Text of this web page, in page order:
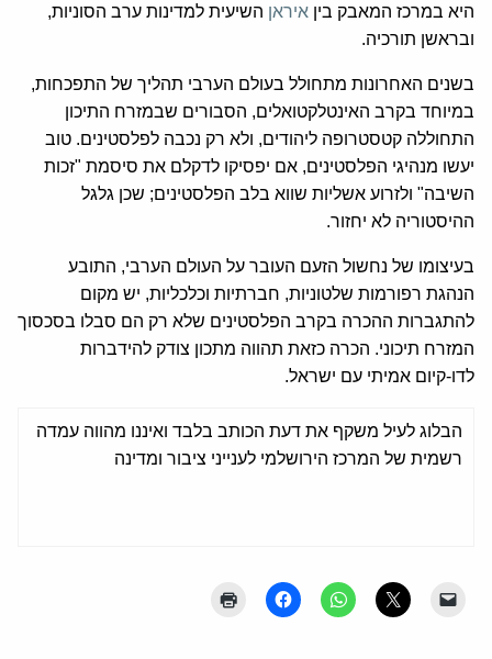
היא במרכז המאבק בין איראן השיעית למדינות ערב הסוניות,
ובראשן תורכיה.
בשנים האחרונות מתחולל בעולם הערבי תהליך של התפכחות,
במיוחד בקרב האינטלקטואלים, הסבורים שבמזרח התיכון
התחוללה קטסטרופה ליהודים, ולא רק נכבה לפלסטינים. טוב
יעשו מנהיגי הפלסטינים, אם יפסיקו לדקלם את סיסמת "זכות
השיבה" ולזרוע אשליות שווא בלב הפלסטינים; שכן גלגל
ההיסטוריה לא יחזור.
בעיצומו של נחשול הזעם העובר על העולם הערבי, התובע
הנהגת רפורמות שלטוניות, חברתיות וכלכליות, יש מקום
להתגברות ההכרה בקרב הפלסטינים שלא רק הם סבלו בסכסוך
המזרח תיכוני. הכרה כזאת תהווה מתכון צודק להידברות
לדו-קיום אמיתי עם ישראל.
הבלוג לעיל משקף את דעת הכותב בלבד ואיננו מהווה עמדה
רשמית של המרכז הירושלמי לענייני ציבור ומדינה